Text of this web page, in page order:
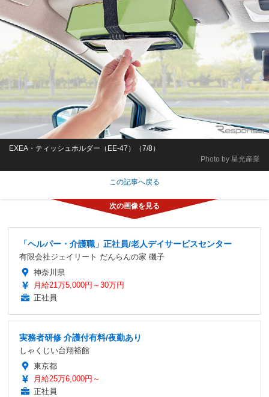
Photo by 星光産業
EXEA・ティッシュホルダー（EE-47）（7/8）
この記事へ戻る
「ヘルパー・介護職」正社員/老人デイサービスセンター
有限会社ジェイリート だんらんの家 磯子
神奈川県
月給21万5,000円～30万円
正社員
実務者研修 介護付有料/夜勤あり
しゃくじい台翔裕館
東京都
月給25万6,000円～
正社員